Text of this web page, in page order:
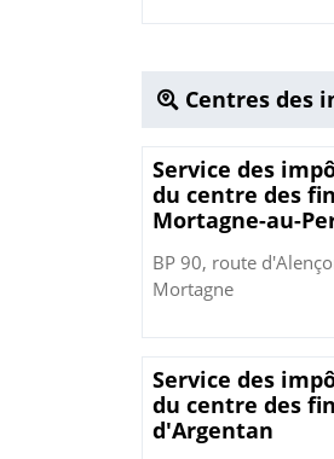
Centres des
Service des
du centre des
Mortagne-au-
BP 90, route
Mortagne
Service des
du centre des
d'Argentan